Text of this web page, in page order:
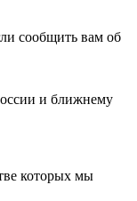
сообщить вам об
и ближнему
которых мы